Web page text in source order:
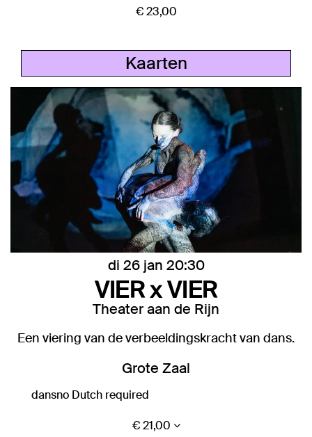
€ 23,00
Kaarten
VIER x VIER
Theater aan de Rijn
di 26 jan 20:30
Een viering van de verbeeldingskracht van dans.
Grote Zaal
dansno Dutch required
€ 21,00